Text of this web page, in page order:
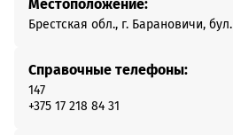
Местоположение:
Брестская обл., г. Барановичи,
Справочные телефоны:
147
+375 17 218 84 31